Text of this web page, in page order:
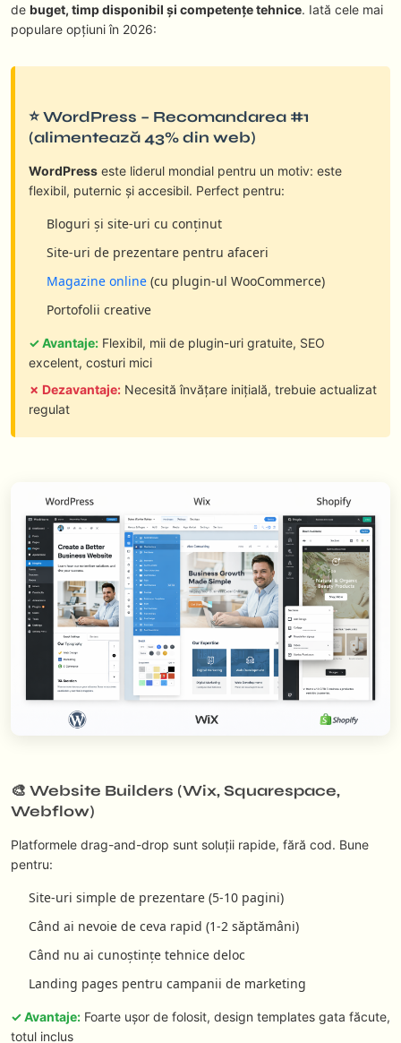
de buget, timp disponibil și competențe tehnice. Iată cele mai
populare opțiuni în 2026:
⭐ WordPress – Recomandarea #1
(alimentează 43% din web)
WordPress este liderul mondial pentru un motiv: este
flexibil, puternic și accesibil. Perfect pentru:
Bloguri și site-uri cu conținut
Site-uri de prezentare pentru afaceri
Magazine online (cu plugin-ul WooCommerce)
Portofolii creative
✓ Avantaje: Flexibil, mii de plugin-uri gratuite, SEO
excelent, costuri mici
✗ Dezavantaje: Necesită învățare inițială, trebuie actualizat
regulat
🎨 Website Builders (Wix, Squarespace,
Webflow)
Platformele drag-and-drop sunt soluții rapide, fără cod. Bune
pentru:
Site-uri simple de prezentare (5-10 pagini)
Când ai nevoie de ceva rapid (1-2 săptămâni)
Când nu ai cunoștințe tehnice deloc
Landing pages pentru campanii de marketing
✓ Avantaje: Foarte ușor de folosit, design templates gata făcute,
totul inclus